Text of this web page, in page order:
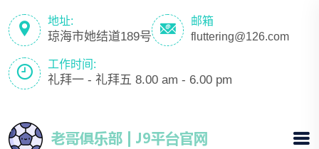
地址:
琼海市她结道189号
邮箱
fluttering@126.com
工作时间:
礼拜一 - 礼拜五 8.00 am - 6.00 pm